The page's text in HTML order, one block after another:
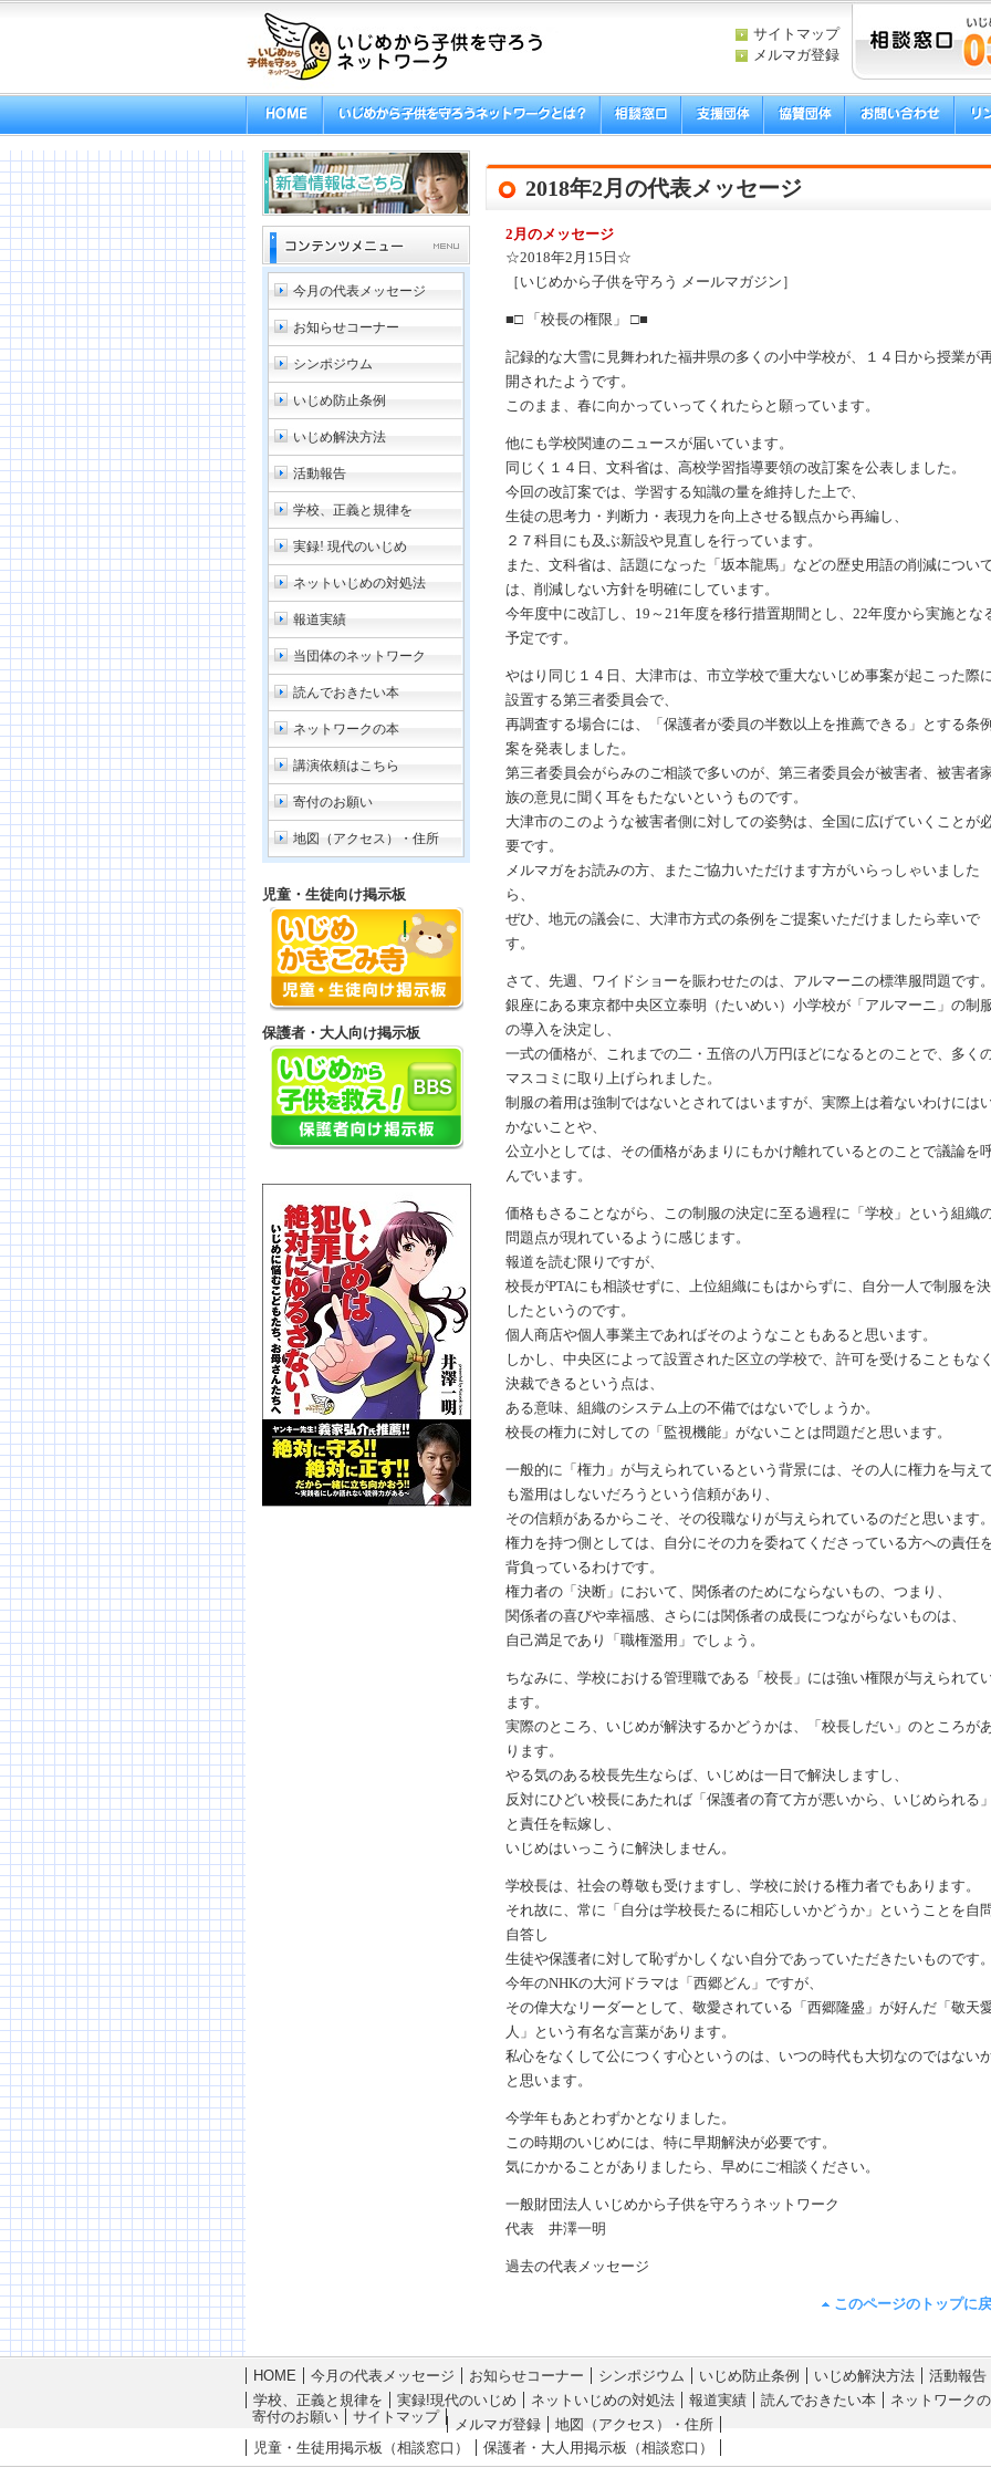
サイトマップ
メルマガ登録
今月の代表メッセージ
お知らせコーナー
シンポジウム
いじめ防止条例
いじめ解決方法
活動報告
学校、正義と規律を
実録! 現代のいじめ
ネットいじめの対処法
報道実績
当団体のネットワーク
読んでおきたい本
ネットワークの本
講演依頼はこちら
寄付のお願い
地図（アクセス）・住所
児童・生徒向け掲示板
保護者・大人向け掲示板
2018年2月の代表メッセージ
2月のメッセージ
☆2018年2月15日☆
［いじめから子供を守ろう メールマガジン］
■□ 「校長の権限」 □■
記録的な大雪に見舞われた福井県の多くの小中学校が、１４日から授業が
開されたようです。
このまま、春に向かっていってくれたらと願っています。
他にも学校関連のニュースが届いています。
同じく１４日、文科省は、高校学習指導要領の改訂案を公表しました。
今回の改訂案では、学習する知識の量を維持した上で、
生徒の思考力・判断力・表現力を向上させる観点から再編し、
２７科目にも及ぶ新設や見直しを行っています。
また、文科省は、話題になった「坂本龍馬」などの歴史用語の削減につい
は、削減しない方針を明確にしています。
今年度中に改訂し、19～21年度を移行措置期間とし、22年度から実施とな
予定です。
やはり同じ１４日、大津市は、市立学校で重大ないじめ事案が起こった際
設置する第三者委員会で、
再調査する場合には、「保護者が委員の半数以上を推薦できる」とする条例
案を発表しました。
第三者委員会がらみのご相談で多いのが、第三者委員会が被害者、被害者
族の意見に聞く耳をもたないというものです。
大津市のこのような被害者側に対しての姿勢は、全国に広げていくことが
要です。
メルマガをお読みの方、またご協力いただけます方がいらっしゃいました
ら、
ぜひ、地元の議会に、大津市方式の条例をご提案いただけましたら幸いで
す。
さて、先週、ワイドショーを賑わせたのは、アルマーニの標準服問題です。
銀座にある東京都中央区立泰明（たいめい）小学校が「アルマーニ」の制
の導入を決定し、
一式の価格が、これまでの二・五倍の八万円ほどになるとのことで、多く
マスコミに取り上げられました。
制服の着用は強制ではないとされてはいますが、実際上は着ないわけには
かないことや、
公立小としては、その価格があまりにもかけ離れているとのことで議論を
んでいます。
価格もさることながら、この制服の決定に至る過程に「学校」という組織
問題点が現れているように感じます。
報道を読む限りですが、
校長がPTAにも相談せずに、上位組織にもはからずに、自分一人で制服を
したというのです。
個人商店や個人事業主であればそのようなこともあると思います。
しかし、中央区によって設置された区立の学校で、許可を受けることもなく
決裁できるという点は、
ある意味、組織のシステム上の不備ではないでしょうか。
校長の権力に対しての「監視機能」がないことは問題だと思います。
一般的に「権力」が与えられているという背景には、その人に権力を与え
も濫用はしないだろうという信頼があり、
その信頼があるからこそ、その役職なりが与えられているのだと思います。
権力を持つ側としては、自分にその力を委ねてくださっている方への責任
背負っているわけです。
権力者の「決断」において、関係者のためにならないもの、つまり、
関係者の喜びや幸福感、さらには関係者の成長につながらないものは、
自己満足であり「職権濫用」でしょう。
ちなみに、学校における管理職である「校長」には強い権限が与えられて
ます。
実際のところ、いじめが解決するかどうかは、「校長しだい」のところが
ります。
やる気のある校長先生ならば、いじめは一日で解決しますし、
反対にひどい校長にあたれば「保護者の育て方が悪いから、いじめられる」
と責任を転嫁し、
いじめはいっこうに解決しません。
学校長は、社会の尊敬も受けますし、学校に於ける権力者でもあります。
それ故に、常に「自分は学校長たるに相応しいかどうか」ということを自
自答し
生徒や保護者に対して恥ずかしくない自分であっていただきたいものです。
今年のNHKの大河ドラマは「西郷どん」ですが、
その偉大なリーダーとして、敬愛されている「西郷隆盛」が好んだ「敬天
人」という有名な言葉があります。
私心をなくして公につくす心というのは、いつの時代も大切なのではない
と思います。
今学年もあとわずかとなりました。
この時期のいじめには、特に早期解決が必要です。
気にかかることがありましたら、早めにご相談ください。
一般財団法人 いじめから子供を守ろうネットワーク
代表 井澤一明
過去の代表メッセージ
このページのトップに
HOME 今月の代表メッセージ お知らせコーナー シンポジウム いじめ防止条例 いじめ解決方法 活動報告
学校、正義と規律を
実録!現代のいじめ ネットいじめの対処法 報道実績 読んでおきたい本 ネットワーク
寄付のお願い
サイトマップ メルマガ登録
地図（アクセス）・住所
児童・生徒用掲示板（相談窓口）
保護者・大人用掲示板（相談窓口）